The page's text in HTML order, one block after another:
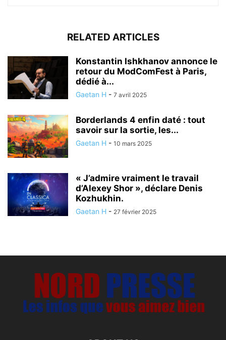
RELATED ARTICLES
Konstantin Ishkhanov annonce le
retour du ModComFest à Paris,
dédié à...
Gaetan H - 7 avril 2025
Borderlands 4 enfin daté : tout
savoir sur la sortie, les...
Gaetan H - 10 mars 2025
« J’admire vraiment le travail
d’Alexey Shor », déclare Denis
Kozhukhin.
Gaetan H - 27 février 2025